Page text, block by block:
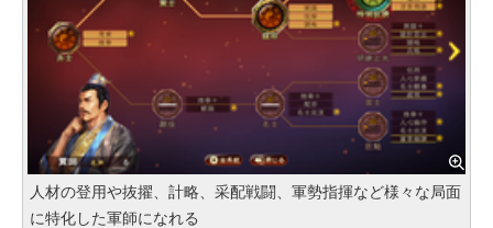
人材の登用や抜擢、計略、采配戦闘、軍勢指揮など様々な局面
に特化した軍師になれる